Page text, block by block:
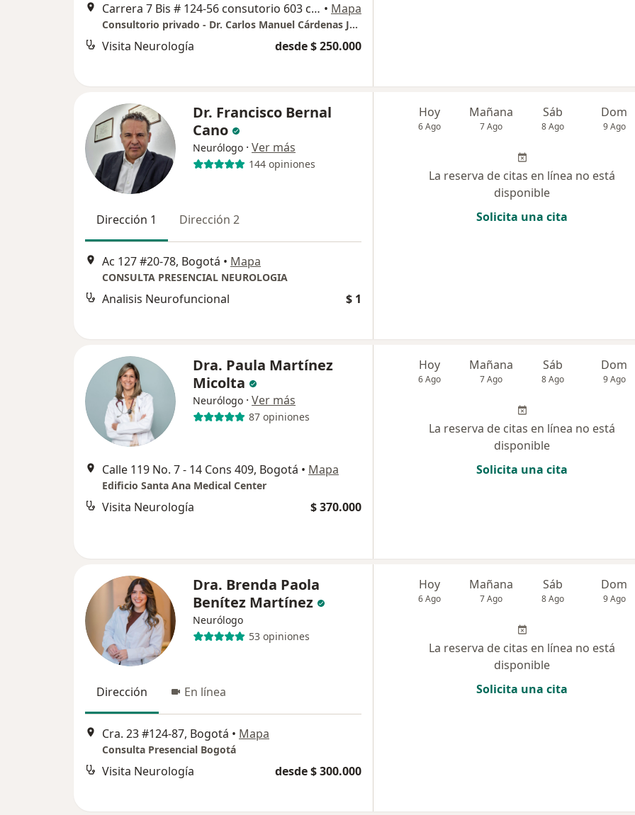
Carrera 7 Bis # 124-56 consutorio 603 centro medico Vitale, Bogotá • Mapa
Consultorio privado - Dr. Carlos Manuel Cárdenas Jáuregui
Visita Neurología desde $ 250.000
Dr. Francisco Bernal
Cano
Neurólogo · Ver más
144 opiniones
Dirección 1 Dirección 2
Ac 127 #20-78, Bogotá • Mapa
CONSULTA PRESENCIAL NEUROLOGIA
Analisis Neurofuncional $ 1
Hoy
6 Ago
Mañana
7 Ago
Sáb
8 Ago
Dom
9 Ago
La reserva de citas en línea no está
disponible
Solicita una cita
Dra. Paula Martínez
Micolta
Neurólogo · Ver más
87 opiniones
Calle 119 No. 7 - 14 Cons 409, Bogotá • Mapa
Edificio Santa Ana Medical Center
Visita Neurología $ 370.000
Hoy
6 Ago
Mañana
7 Ago
Sáb
8 Ago
Dom
9 Ago
La reserva de citas en línea no está
disponible
Solicita una cita
Dra. Brenda Paola
Benítez Martínez
Neurólogo
53 opiniones
Dirección En línea
Cra. 23 #124-87, Bogotá • Mapa
Consulta Presencial Bogotá
Visita Neurología desde $ 300.000
Hoy
6 Ago
Mañana
7 Ago
Sáb
8 Ago
Dom
9 Ago
La reserva de citas en línea no está
disponible
Solicita una cita